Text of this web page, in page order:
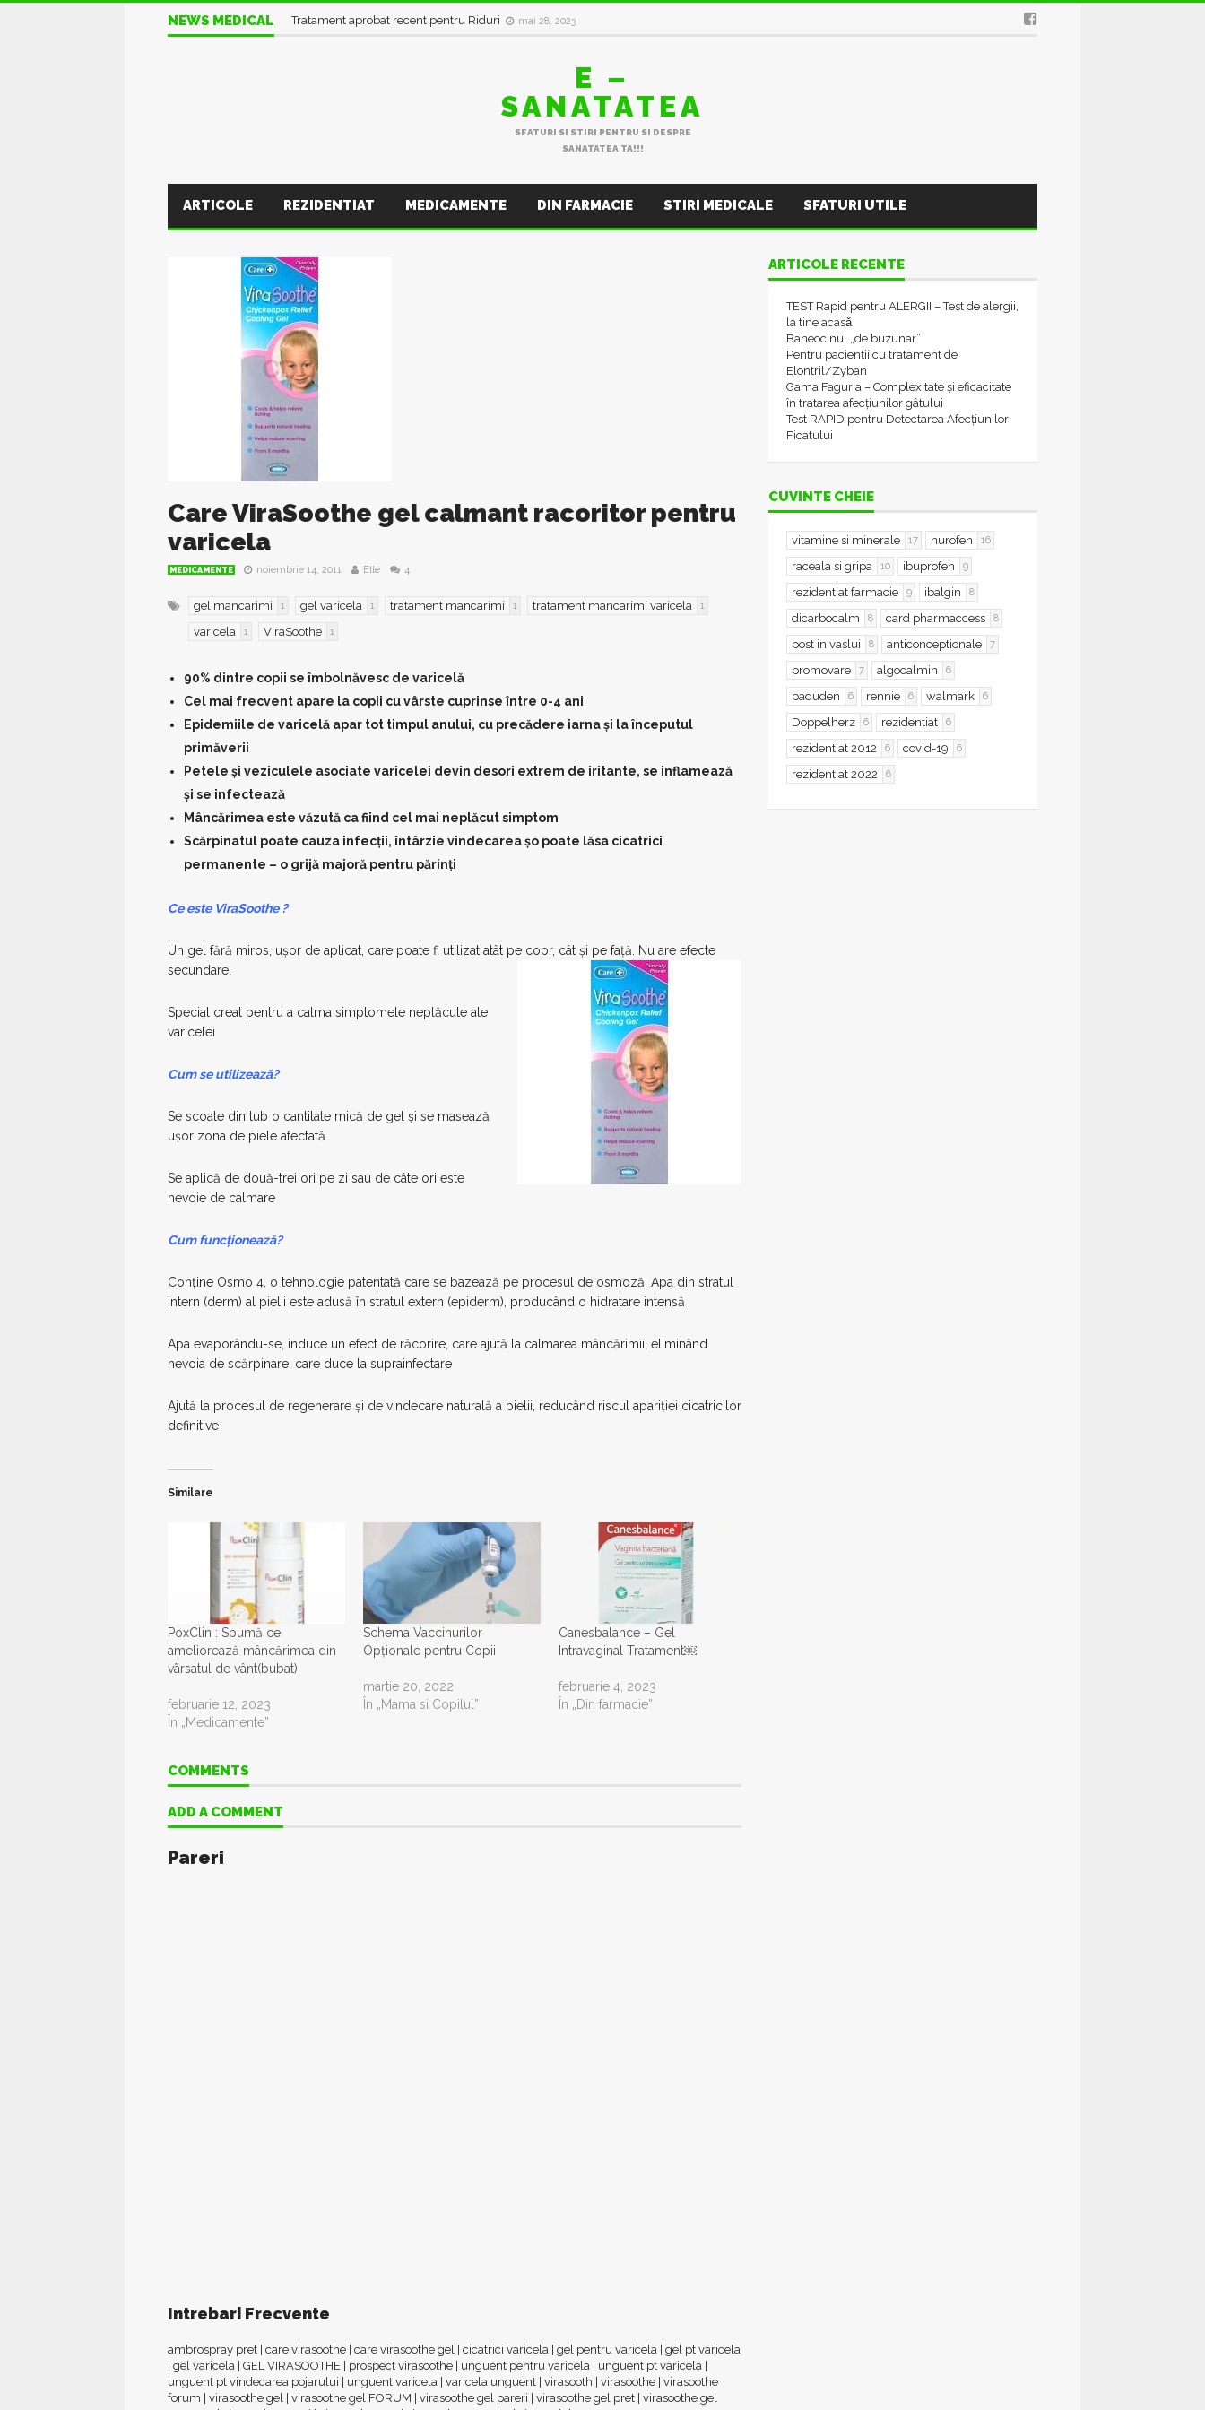
NEWS MEDICAL Informații UTILE în plin val de Infecții Respiratorii ianuarie 11, 2023
E –
SANATATEA
SFATURI SI STIRI PENTRU SI DESPRE
SANATATEA TA!!!
ARTICOLE REZIDENTIAT MEDICAMENTE DIN FARMACIE STIRI MEDICALE SFATURI UTILE
Care ViraSoothe gel calmant racoritor pentru
varicela
MEDICAMENTE noiembrie 14, 2011 Elle 4
gel mancarimi 1 gel varicela 1 tratament mancarimi 1 tratament mancarimi varicela 1
varicela 1 ViraSoothe 1
90% dintre copii se îmbolnăvesc de varicelă
Cel mai frecvent apare la copii cu vârste cuprinse între 0-4 ani
Epidemiile de varicelă apar tot timpul anului, cu precădere iarna și la începutul
primăverii
Petele și veziculele asociate varicelei devin desori extrem de iritante, se inflamează
și se infectează
Mâncărimea este văzută ca fiind cel mai neplăcut simptom
Scărpinatul poate cauza infecții, întârzie vindecarea șo poate lăsa cicatrici
permanente – o grijă majoră pentru părinți
Ce este ViraSoothe ?
Un gel fără miros, ușor de aplicat, care poate fi utilizat atât pe copr, cât și pe față. Nu are efecte
secundare.
Special creat pentru a calma simptomele neplăcute ale
varicelei
Cum se utilizează?
Se scoate din tub o cantitate mică de gel și se masează
ușor zona de piele afectată
Se aplică de două-trei ori pe zi sau de câte ori este
nevoie de calmare
Cum funcționează?
Conține Osmo 4, o tehnologie patentată care se bazează pe procesul de osmoză. Apa din stratul
intern (derm) al pielii este adusă în stratul extern (epiderm), producând o hidratare intensă
Apa evaporându-se, induce un efect de răcorire, care ajută la calmarea mâncărimii, eliminând
nevoia de scărpinare, care duce la suprainfectare
Ajută la procesul de regenerare și de vindecare naturală a pielii, reducând riscul apariției cicatricilor
definitive
Similare
PoxClin : Spumă ce
ameliorează mâncărimea din
vãrsatul de vânt(bubat)
februarie 12, 2023
În „Medicamente”
Schema Vaccinurilor
Opționale pentru Copii
martie 20, 2022
În „Mama si Copilul”
Canesbalance – Gel
Intravaginal Tratament￼
februarie 4, 2023
În „Din farmacie”
COMMENTS
ADD A COMMENT
Pareri
Intrebari Frecvente
ambrospray pret care virasoothe care virasoothe gel cicatrici varicela gel pentru varicela gel pt varicela
gel varicela GEL VIRASOOTHE prospect virasoothe unguent pentru varicela unguent pt varicela
unguent pt vindecarea pojarului
unguent varicela varicela unguent virasooth virasoothe virasoothe
forum
virasoothe gel virasoothe gel FORUM virasoothe gel pareri virasoothe gel pret virasoothe gel
ARTICOLE RECENTE
TEST Rapid pentru ALERGII – Test de alergii,
la tine acasǎ
Baneocinul „de buzunar”
Pentru pacienții cu tratament de
Elontril/Zyban
Gama Faguria – Complexitate și eficacitate
în tratarea afecțiunilor gâtului
Test RAPID pentru Detectarea Afecțiunilor
Ficatului
CUVINTE CHEIE
vitamine si minerale 17 nurofen 16
raceala si gripa 10 ibuprofen 9
rezidentiat farmacie 9 ibalgin 8
dicarbocalm 8 card pharmaccess 8
post in vaslui 8 anticonceptionale 7
promovare 7 algocalmin 6
paduden 6 rennie 6 walmark 6
Doppelherz 6 rezidentiat 6
rezidentiat 2012 6 covid-19 6
rezidentiat 2022 6